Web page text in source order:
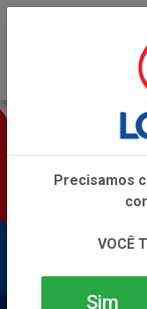
Precisamos
VOCÊ
Sim